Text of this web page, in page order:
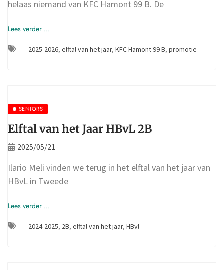
helaas niemand van KFC Hamont 99 B. De
Lees verder ...
2025-2026, elftal van het jaar, KFC Hamont 99 B, promotie
SENIORS
Elftal van het Jaar HBvL 2B
2025/05/21
Ilario Meli vinden we terug in het elftal van het jaar van
HBvL in Tweede
Lees verder ...
2024-2025, 2B, elftal van het jaar, HBvl